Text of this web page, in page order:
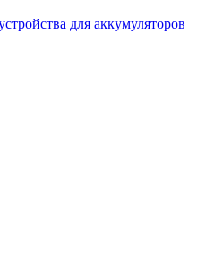
для аккумуляторов